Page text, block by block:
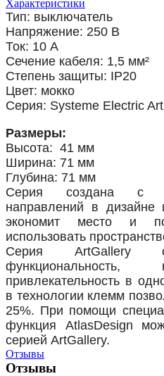
Характеристики
Тип: выключатель
Напряжение: 250 В
Ток: 10 А
Сечение кабеля: 1,5 мм²
Степень защиты: IP20
Цвет: мокко
Серия: Systeme Electric
Размеры:
Высота: 41 мм
Ширина: 71 мм
Глубина: 71 мм
Серия создана с
направлений в дизайне
экономит место и
использовать
Серия ArtGallery
функциональность,
привлекательность в
в технологии клемм
25%. При помощи
функция AtlasDesign
серией ArtGallery.
Отзывы
Отзывы